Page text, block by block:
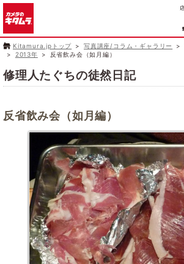
Kitamura.jpトップ 写真講座/コラム・ギャラリー
2013年
反省飲み会（如月編）
修理人たぐちの徒然日記
反省飲み会（如月編）